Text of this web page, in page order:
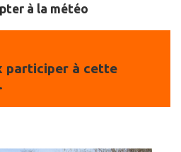
à la météo
participer à cette